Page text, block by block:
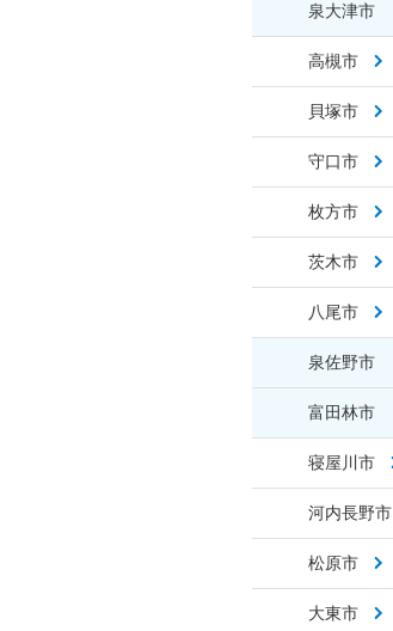
泉大津市
高槻市
貝塚市
守口市
枚方市
茨木市
八尾市
泉佐野市
富田林市
寝屋川市
河内長野市
松原市
大東市